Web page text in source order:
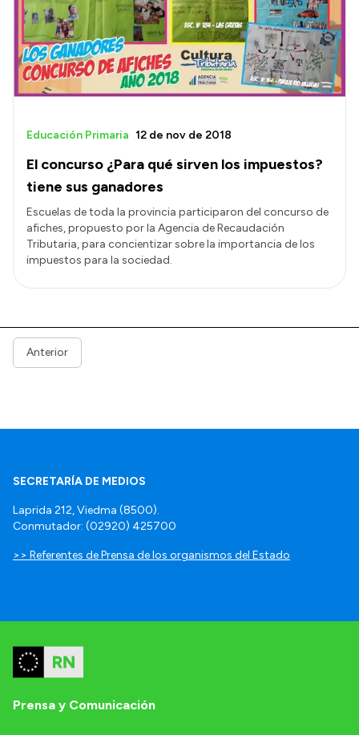
Transparencia
Presupuesto
Boletín Oficial
Compras y licitaciones
Consulta de expedientes
Convocatorias
Intranet
Login
El concurso ¿Para qué sirven los impuestos?
tiene sus ganadores
Educación Primaria 12 de nov de 2018
Escuelas de toda la provincia participaron del concurso de
afiches, propuesto por la Agencia de Recaudación
Tributaria, para concientizar sobre la importancia de los
impuestos para la sociedad.
Anterior
SECRETARÍA DE MEDIOS
Laprida 212, Viedma (8500).
Conmutador: (02920) 425700
>> Referentes de Prensa de los organismos del Estado
Prensa y Comunicación